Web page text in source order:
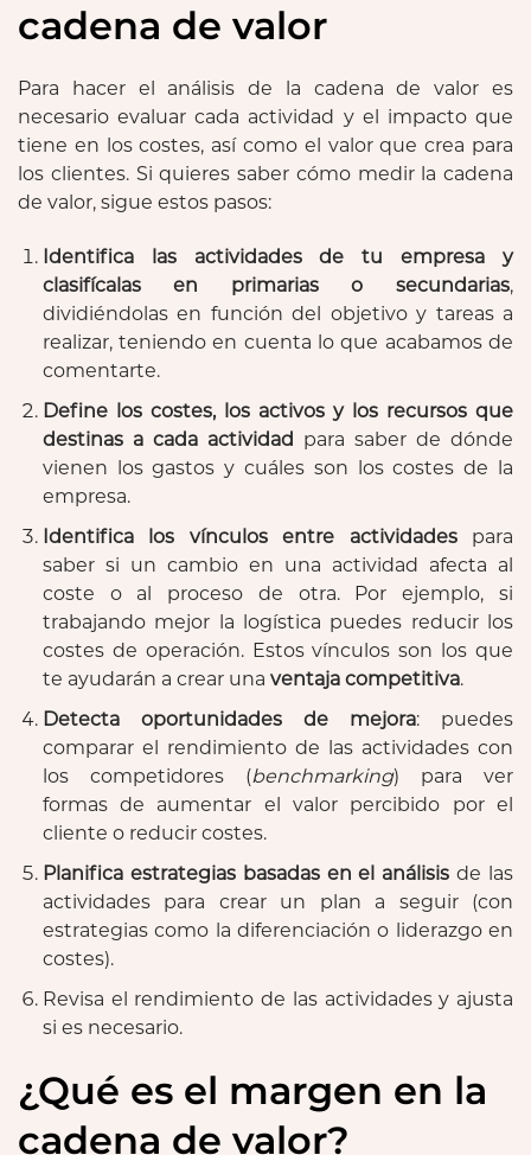
cadena de valor
Para hacer el análisis de la cadena de valor es
necesario evaluar cada actividad y el impacto que
tiene en los costes, así como el valor que crea para
los clientes. Si quieres saber cómo medir la cadena
de valor, sigue estos pasos:
Identifica las actividades de tu empresa y
clasifícalas en primarias o secundarias,
dividiéndolas en función del objetivo y tareas a
realizar, teniendo en cuenta lo que acabamos de
comentarte.
Define los costes, los activos y los recursos que
destinas a cada actividad para saber de dónde
vienen los gastos y cuáles son los costes de la
empresa.
Identifica los vínculos entre actividadespara
saber si un cambio en una actividad afecta al
coste o al proceso de otra. Por ejemplo, si
trabajando mejor la logística puedes reducir los
costes de operación. Estos vínculos son los que
te ayudarán a crear una ventaja competitiva.
Detecta oportunidades de mejora: puedes
comparar el rendimiento de las actividades con
los competidores (benchmarking) para ver
formas de aumentar el valor percibido por el
cliente o reducir costes.
Planifica estrategias basadas en el análisis de las
actividades para crear un plan a seguir (con
estrategias como la diferenciación o liderazgo en
costes).
Revisa el rendimiento de las actividades y ajusta
si es necesario.
¿Qué es el margen en la
cadena de valor?